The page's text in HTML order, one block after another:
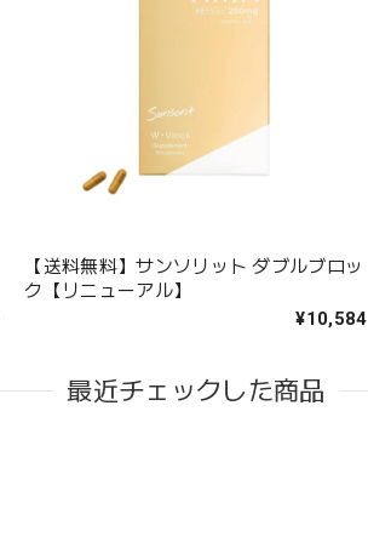
【送料無料】サンソリット ダブルブロッ
ク【リニューアル】
¥10,584
最近チェックした商品